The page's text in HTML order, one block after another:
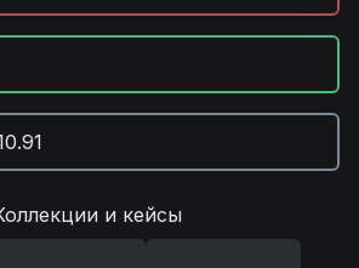
и кейсы